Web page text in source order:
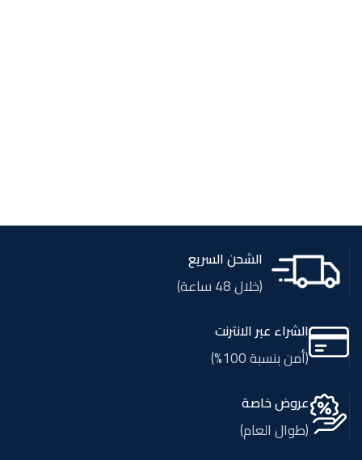
الشحن السريع
(خلال 48 ساعة)
الشراء عبر الانترنت
(أمن بنسبة 100%)
عروض خاصة
(طوال العام)